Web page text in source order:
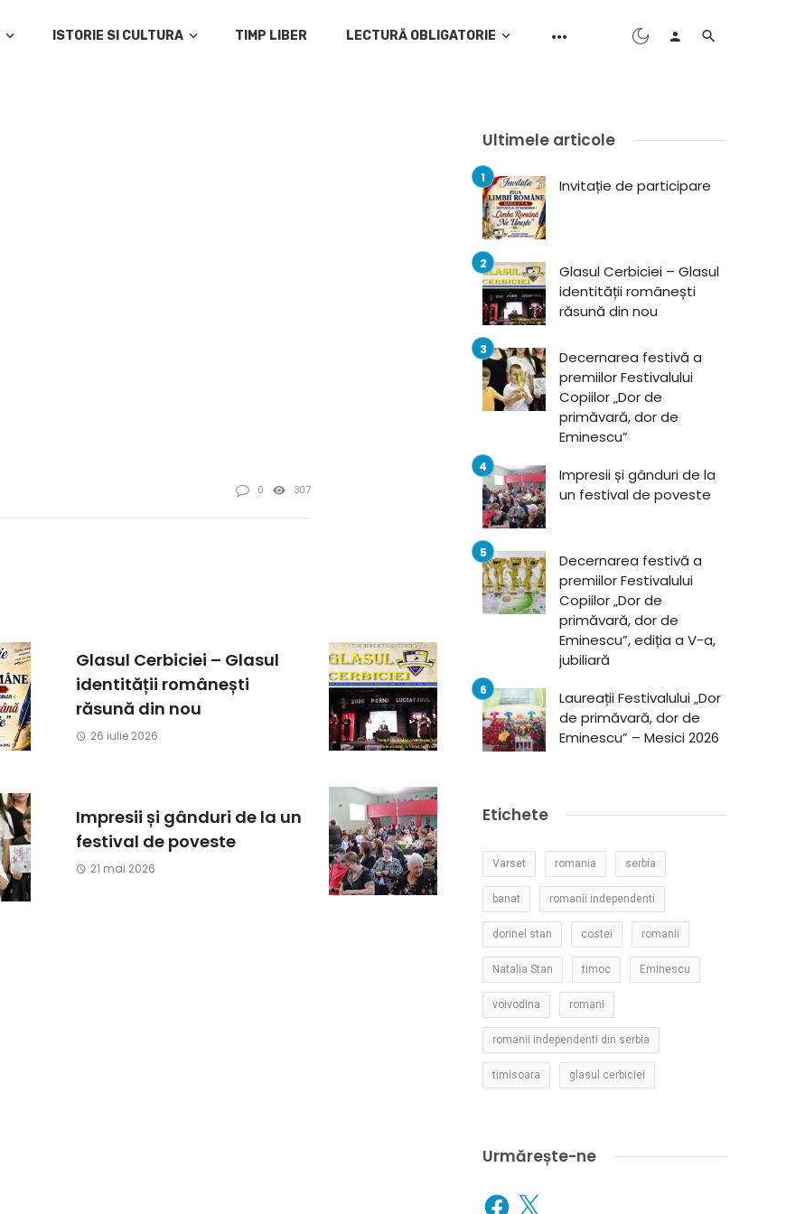
ISTORIE SI CULTURA TIMP LIBER LECTURĂ OBLIGATORIE
0 307
Glasul Cerbiciei – Glasul
identității românești
răsună din nou
26 iulie 2026
Impresii și gânduri de la un
festival de poveste
21 mai 2026
Ultimele articole
Invitație de participare
Glasul Cerbiciei – Glasul
identității românești
răsună din nou
Decernarea festivă a
premiilor Festivalului
Copiilor „Dor de
primăvară, dor de
Eminescu”
Impresii și gânduri de la
un festival de poveste
Decernarea festivă a
premiilor Festivalului
Copiilor „Dor de
primăvară, dor de
Eminescu”, ediția a V-a,
jubiliară
Laureații Festivalului „Dor
de primăvară, dor de
Eminescu” – Mesici 2026
Etichete
Varset romania serbia
banat romanii independenti
dorinel stan costei romanii
Natalia Stan timoc Eminescu
voivodina romani
romanii independenti din serbia
timisoara glasul cerbiciei
Urmărește-ne
Facebook
X